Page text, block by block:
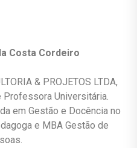
Costa Cordeiro
& PROJETOS LTDA,
Professora Universitária.
em Gestão e Docência no
e MBA Gestão de